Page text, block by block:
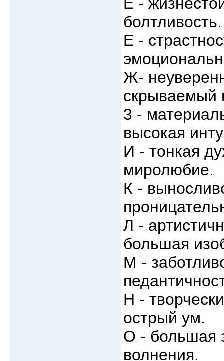
болтливость.
Е -
Ж-
скрываемый
3 -
высокая
И - тонкая
миролюбие.
К -
Л -
большая
М -
Н -
острый ум.
О - большая
волнения.